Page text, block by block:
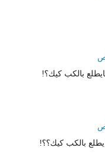
بالكب كيك؟!
يطلع بالكب كيك؟؟!